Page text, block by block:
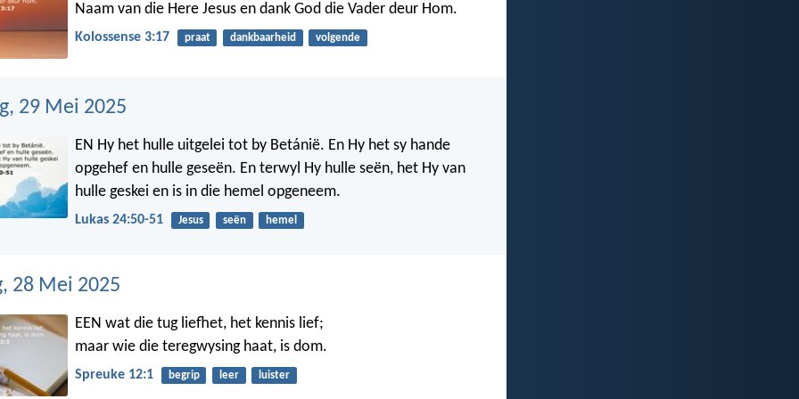
Naam van die Here Jesus en dank God die Vader deur Hom.
Kolossense 3:17 praat dankbaarheid volgende
29 Mei 2025
EN Hy het hulle uitgelei tot by Betánië. En Hy het sy hande
opgehef en hulle geseën. En terwyl Hy hulle seën, het Hy van
hulle geskei en is in die hemel opgeneem.
Lukas 24:50-51 Jesus seën hemel
28 Mei 2025
EEN wat die tug liefhet, het kennis lief;
maar wie die teregwysing haat, is dom.
Spreuke 12:1 begrip leer luister